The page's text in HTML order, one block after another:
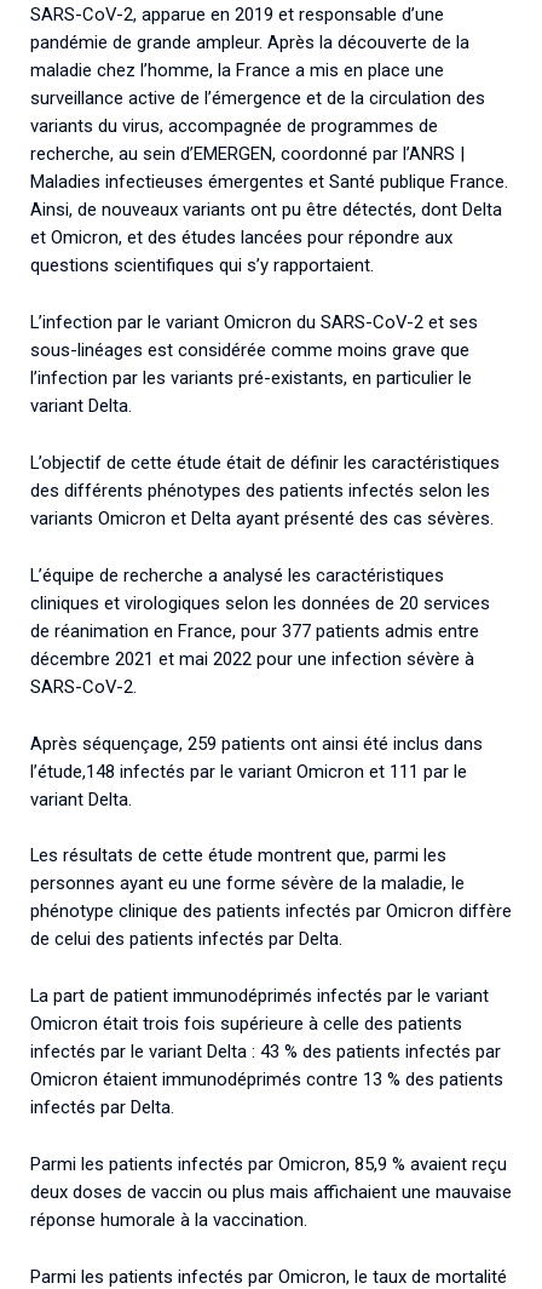
SARS-CoV-2, apparue en 2019 et responsable d’une
pandémie de grande ampleur. Après la découverte de la
maladie chez l’homme, la France a mis en place une
surveillance active de l’émergence et de la circulation des
variants du virus, accompagnée de programmes de
recherche, au sein d’EMERGEN, coordonné par l’ANRS |
Maladies infectieuses émergentes et Santé publique France.
Ainsi, de nouveaux variants ont pu être détectés, dont Delta
et Omicron, et des études lancées pour répondre aux
questions scientifiques qui s’y rapportaient.
L’infection par le variant Omicron du SARS-CoV-2 et ses
sous-linéages est considérée comme moins grave que
l’infection par les variants pré-existants, en particulier le
variant Delta.
L’objectif de cette étude était de définir les caractéristiques
des différents phénotypes des patients infectés selon les
variants Omicron et Delta ayant présenté des cas sévères.
L’équipe de recherche a analysé les caractéristiques
cliniques et virologiques selon les données de 20 services
de réanimation en France, pour 377 patients admis entre
décembre 2021 et mai 2022 pour une infection sévère à
SARS-CoV-2.
Après séquençage, 259 patients ont ainsi été inclus dans
l’étude,148 infectés par le variant Omicron et 111 par le
variant Delta.
Les résultats de cette étude montrent que, parmi les
personnes ayant eu une forme sévère de la maladie, le
phénotype clinique des patients infectés par Omicron diffère
de celui des patients infectés par Delta.
La part de patient immunodéprimés infectés par le variant
Omicron était trois fois supérieure à celle des patients
infectés par le variant Delta : 43 % des patients infectés par
Omicron étaient immunodéprimés contre 13 % des patients
infectés par Delta.
Parmi les patients infectés par Omicron, 85,9 % avaient reçu
deux doses de vaccin ou plus mais affichaient une mauvaise
réponse humorale à la vaccination.
Parmi les patients infectés par Omicron, le taux de mortalité